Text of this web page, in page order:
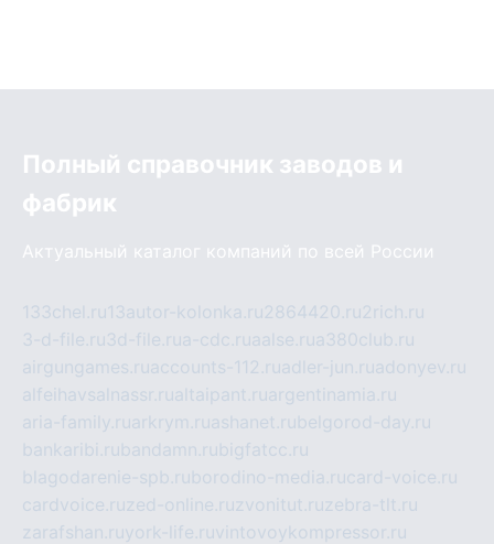
Полный справочник заводов и
фабрик
Актуальный каталог компаний по всей России
133chel.ru13autor-kolonka.ru2864420.ru2rich.ru
3-d-file.ru3d-file.rua-cdc.ruaalse.rua380club.ru
airgungames.ruaccounts-112.ruadler-jun.ruadonyev.ru
alfeihavsalnassr.rualtaipant.ruargentinamia.ru
aria-family.ruarkrym.ruashanet.rubelgorod-day.ru
bankaribi.rubandamn.rubigfatcc.ru
blagodarenie-spb.ruborodino-media.rucard-voice.ru
cardvoice.ruzed-online.ruzvonitut.ruzebra-tlt.ru
zarafshan.ruyork-life.ruvintovoykompressor.ru